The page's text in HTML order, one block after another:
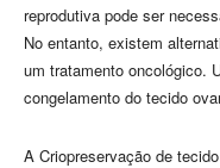
reprodutiva pode ser
No entanto, existem
um tratamento oncológico.
congelamento do tecido
A Criopreservação de